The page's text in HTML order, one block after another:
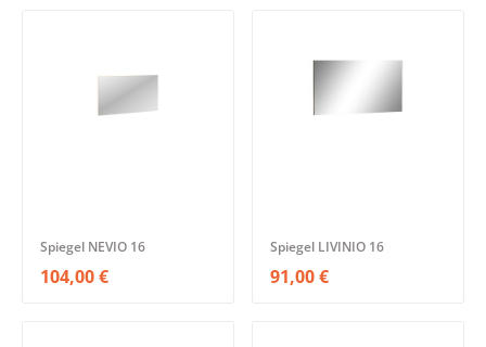
Spiegel NEVIO 16
104,00 €
Spiegel LIVINIO 16
91,00 €